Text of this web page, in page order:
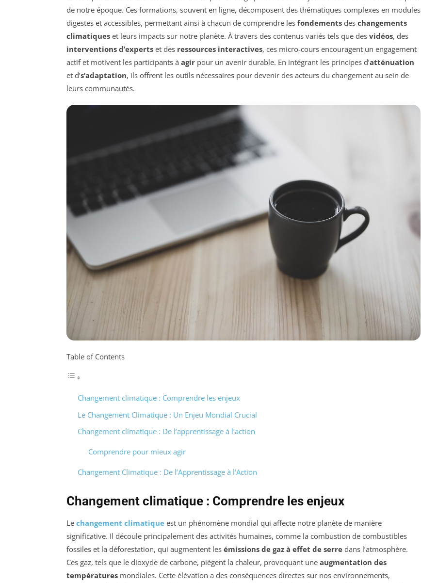
de notre époque. Ces formations, souvent en ligne, décomposent des thématiques complexes en modules
digestes et accessibles, permettant ainsi à chacun de comprendre les fondements des changements
climatiques et leurs impacts sur notre planète. À travers des contenus variés tels que des vidéos, des
interventions d’experts et des ressources interactives, ces micro-cours encouragent un engagement
actif et motivent les participants à agir pour un avenir durable. En intégrant les principes d’atténuation
et d’s’adaptation, ils offrent les outils nécessaires pour devenir des acteurs du changement au sein de
leurs communautés.
Table of Contents
Changement climatique : Comprendre les enjeux
Le Changement Climatique : Un Enjeu Mondial Crucial
Changement climatique : De l’apprentissage à l’action
Comprendre pour mieux agir
Changement Climatique : De l’Apprentissage à l’Action
Changement climatique : Comprendre les enjeux
Le changement climatique est un phénomène mondial qui affecte notre planète de manière
significative. Il découle principalement des activités humaines, comme la combustion de combustibles
fossiles et la déforestation, qui augmentent les émissions de gaz à effet de serre dans l’atmosphère.
Ces gaz, tels que le dioxyde de carbone, piègent la chaleur, provoquant une augmentation des
températures mondiales. Cette élévation a des conséquences directes sur nos environnements,